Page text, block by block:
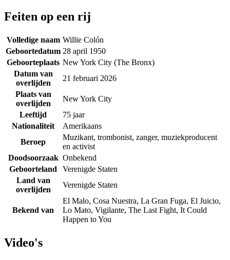
Feiten op een rij
Volledige naam Willie Colón
Geboortedatum 28 april 1950
Geboorteplaats New York City (The Bronx)
Datum van
overlijden
21 februari 2026
Plaats van
overlijden
New York City
Leeftijd
75 jaar
Nationaliteit
Amerikaans
Beroep
Muzikant, trombonist, zanger, muziekproducent
en activist
Doodsoorzaak Onbekend
Geboorteland
Verenigde Staten
Land van
overlijden
Verenigde Staten
Bekend van
El Malo, Cosa Nuestra, La Gran Fuga, El Juicio,
Lo Mato, Vigilante, The Last Fight, It Could
Happen to You
Video's